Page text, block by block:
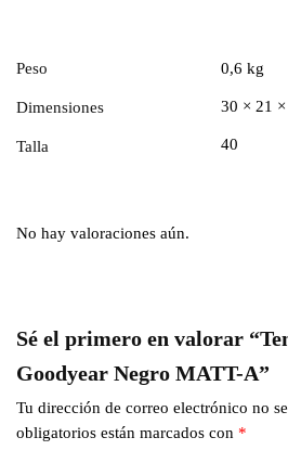
Peso 0,6 kg
Dimensiones 30 × 21 ×
Talla 40
No hay valoraciones aún.
Sé el primero en valorar
Goodyear Negro MATT-A”
Tu dirección de correo electrónico no
obligatorios están marcados con *